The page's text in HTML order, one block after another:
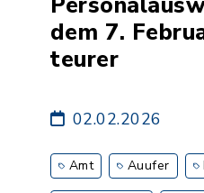
dem 7.
teurer
02.02.2026
Amt Auufer